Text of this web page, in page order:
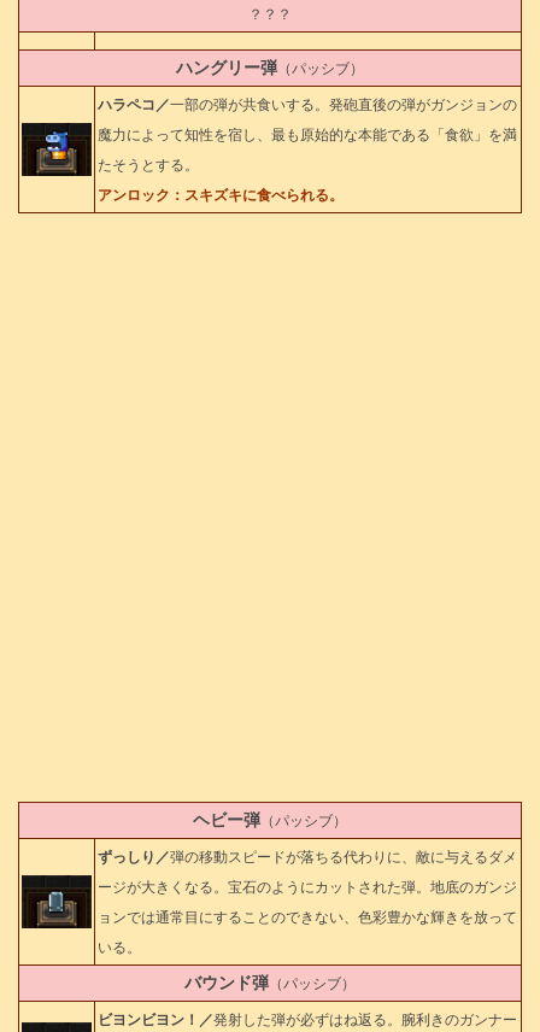
？？？
ハングリー弾 （パッシブ）
ハラペコ／一部の弾が共食いする。発砲直後の弾がガンジョンの
魔力によって知性を宿し、最も原始的な本能である「食欲」を満
たそうとする。
アンロック：スキズキに食べられる。
ヘビー弾 （パッシブ）
ずっしり／弾の移動スピードが落ちる代わりに、敵に与えるダメ
ージが大きくなる。宝石のようにカットされた弾。地底のガンジ
ョンでは通常目にすることのできない、色彩豊かな輝きを放って
いる。
バウンド弾 （パッシブ）
ビヨンビヨン！／発射した弾が必ずはね返る。腕利きのガンナー